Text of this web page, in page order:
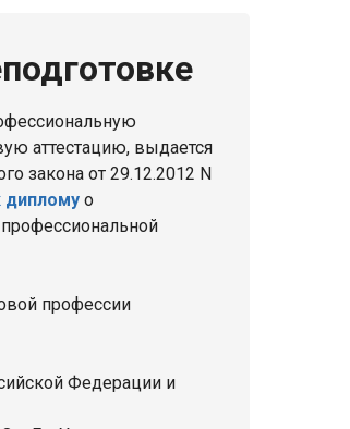
аттестацию, выдается
закона от 29.12.2012 N
диплому о
профессии
Федерации и